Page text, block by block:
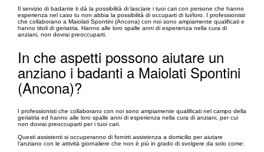
Il servizio di badante ti dà la possibilità di lasciare i tuoi cari con persone che hanno
esperienza nel caso tu non abbia la possibilità di occuparti di lui/loro. I professionisti
che collaborano a Maiolati Spontini (Ancona) con noi sono ampiamente qualificati e
hanno titoli di geriatria. Hanno alle loro spalle anni di esperienza nella cura di
anziani, non dovrai preoccuparti.
In che aspetti possono aiutare un
anziano i badanti a Maiolati Spontini
(Ancona)?
I professionisti che collaborano con noi sono ampiamente qualificati nel campo della
geriatria ed hanno alle loro spalle anni di esperienza nella cura di anziani, per cui
non dovrai preoccuparti per i tuoi cari.
Questi assistenti si occuperanno di fornirti assistenza a domicilio per aiutare
l’anziano con le attività giornaliere che non è più in grado di svolgere da solo come: